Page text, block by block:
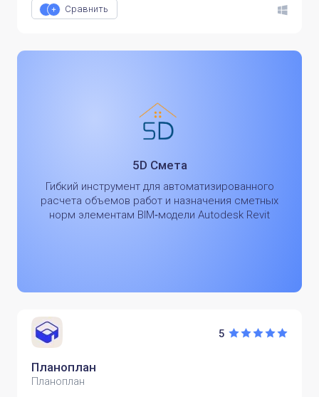
Сравнить
5
Планоплан
Планоплан
5D Смета
Гибкий инструмент для автоматизированного
расчета объемов работ и назначения сметных
норм элементам BIM‑модели Autodesk Revit